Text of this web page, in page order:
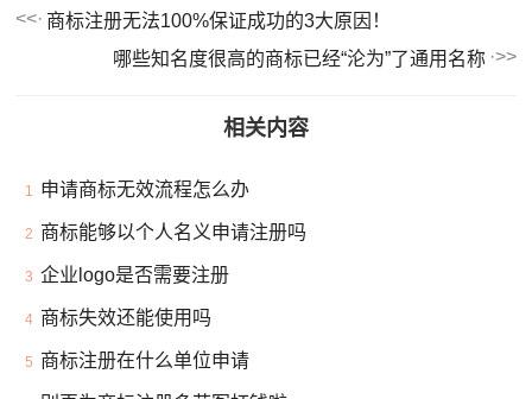
商标注册无法100%保证成功的3大原因！
哪些知名度很高的商标已经“沦为”了通用名称
相关内容
1 申请商标无效流程怎么办
2 商标能够以个人名义申请注册吗
3 企业logo是否需要注册
4 商标失效还能使用吗
5 商标注册在什么单位申请